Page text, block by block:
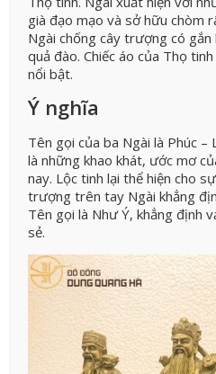
già đạo mạo và sở hữu chòm
Ngài chống cây trượng có
quả đào. Chiếc áo của Thọ
nổi bật.
Ý nghĩa
Tên gọi của ba Ngài là Phúc –
là những khao khát, ước mơ
nay. Lộc tinh lại thể hiện cho
trượng trên tay Ngài khẳng
Tên gọi là Như Ý, khẳng định
sẻ.